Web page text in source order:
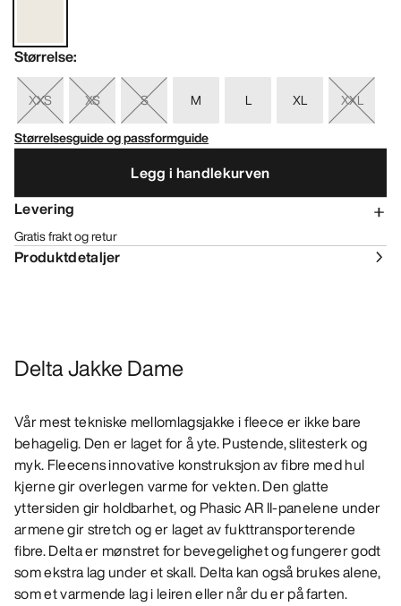
Størrelse:
XXS XS S M L XL
XXL
Størrelsesguide og passformguide
Legg i handlekurven
Levering
Gratis frakt og retur
Produktdetaljer
Delta Jakke Dame
Vår mest tekniske mellomlagsjakke i fleece er ikke bare
behagelig. Den er laget for å yte. Pustende, slitesterk og
myk. Fleecens innovative konstruksjon av fibre med hul
kjerne gir overlegen varme for vekten. Den glatte
yttersiden gir holdbarhet, og Phasic AR II-panelene under
armene gir stretch og er laget av fukttransporterende
fibre. Delta er mønstret for bevegelighet og fungerer godt
som ekstra lag under et skall. Delta kan også brukes alene,
som et varmende lag i leiren eller når du er på farten.